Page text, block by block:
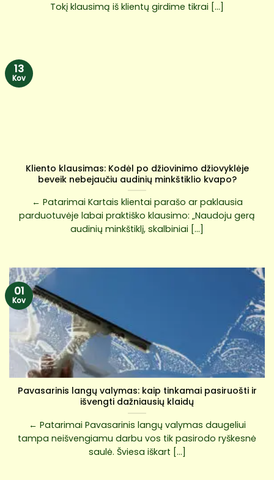
Tokį klausimą iš klientų girdime tikrai [...]
Kliento klausimas: Kodėl po džiovinimo džiovyklėje
beveik nebejaučiu audinių minkštiklio kvapo?
← Patarimai Kartais klientai parašo ar paklausia
parduotuvėje labai praktiško klausimo: „Naudoju gerą
audinių minkštiklį, skalbiniai [...]
13
Kov
Pavasarinis langų valymas: kaip tinkamai pasiruošti ir
išvengti dažniausių klaidų
← Patarimai Pavasarinis langų valymas daugeliui
tampa neišvengiamu darbu vos tik pasirodo ryškesnė
saulė. Šviesa iškart [...]
01
Kov